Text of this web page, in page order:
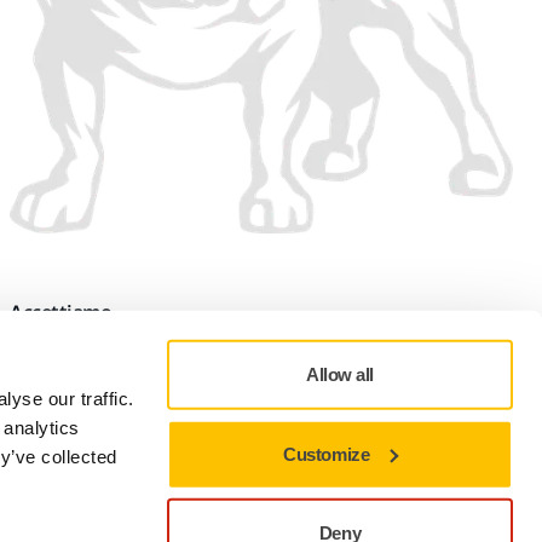
our traffic.
collected
Allow all
Customize
Deny
Accettiamo
Mirka Italia - Informativa sul trattamento dei dati personali